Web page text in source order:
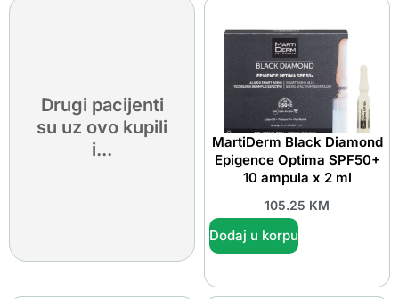
Drugi pacijenti
su uz ovo kupili
i...
MartiDerm Black Diamond
Epigence Optima SPF50+
10 ampula x 2 ml
105.25 KM
Dodaj u korpu